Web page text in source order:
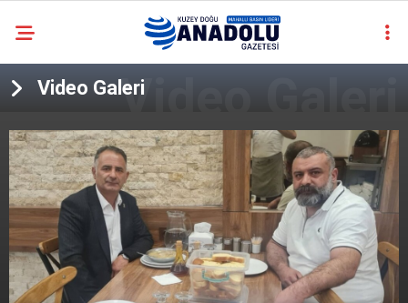
casino
siteleri
bonusu
veren
siteler
deneme
bonusu
siteler
2025
deneme
Video Galeri